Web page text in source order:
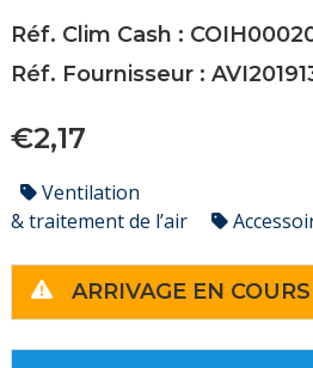
Réf. Clim Cash :
Réf. Fournisseur :
€2,17
Ventilation
& traitement de l’air
ARRIVAGE EN